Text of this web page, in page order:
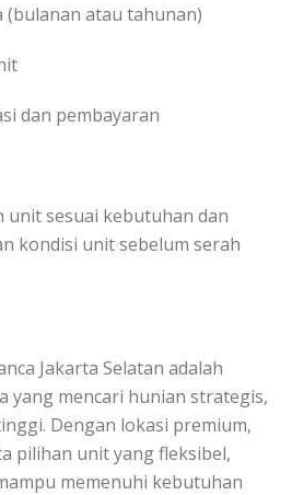
(bulanan atau tahunan)
dan pembayaran
unit sesuai kebutuhan dan
kondisi unit sebelum serah
Jakarta Selatan adalah
yang mencari hunian strategis,
Dengan lokasi premium,
pilihan unit yang fleksibel,
memenuhi kebutuhan